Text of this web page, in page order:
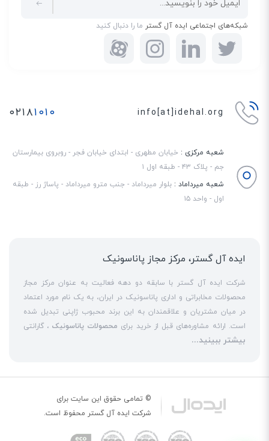
شبکه‌های اجتماعی ایده آل گسترما را دنبال کنید
info[at]idehal.org ۰۲۱۸۱۰۱۰
شعبه مرکزی : خیابان مطهری - ابتدای خیابان فجر - روبروی بیمارستان
جم - پلاک ۴۳ - طبقه اول ۱
شعبه میرداماد : بلوار میرداماد - جنب مترو میرداماد - پاساژ رز - طبقه
اول - واحد ۱۵
ایده آل گستر، مرکز مجاز پاناسونیک
شرکت ایده آل گستر با سابقه دو دهه فعالیت به عنوان مرکز مجاز
محصولات مخابراتی و اداری پاناسونیک در ایران، به یک نام مورد اعتماد
در میان مشتریان و علاقمندان به این برند محبوب ژاپنی تبدیل شده
است. ارائه مشاوره‌های قبل از خرید برایمحصولات پاناسونیک، گارانتی
18 ماهه معتبر و شرکتی برای کلیه محصولات عرضه شده و تعهد کامل
انواع مراکز
سانترال
است. این مهم با اتکا به تکنسین‌های فنی و مجرب
که در ایننمایندگی سانترال پاناسونیک
حاضر هستند، حاصل می‌شود. به
بیشتر ببینید...
© تمامی حقوق این سایت برای
شرکتایده آل گسترمحفوظ است.